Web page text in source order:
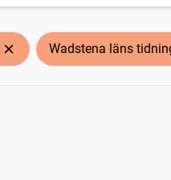
Wadstena läns